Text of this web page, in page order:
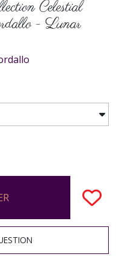
Celestial
- Lunar